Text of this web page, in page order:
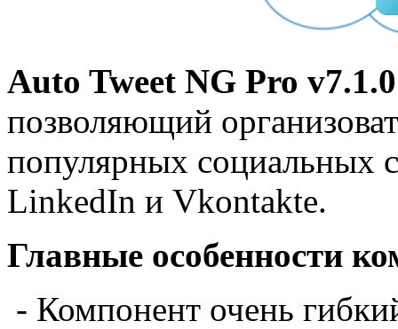
Auto Tweet NG Pro v7.1.0
позволяющий
популярных социальных
LinkedIn и Vkontakte.
Главные особенности
- Компонент очень